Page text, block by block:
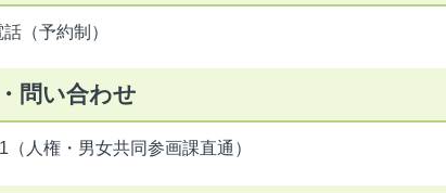
（予約制）
問い合わせ
（人権・男女共同参画課直通）